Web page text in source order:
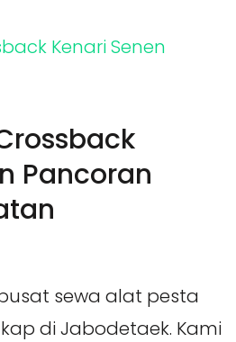
Pancoran
sewa alat pesta
di Jabodetaek. Kami